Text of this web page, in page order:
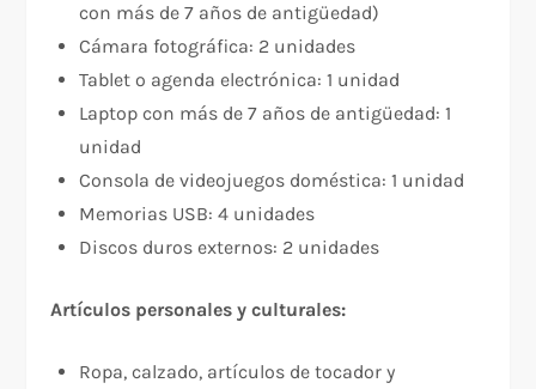
con más de 7 años de antigüedad)
Cámara fotográfica: 2 unidades
Tablet o agenda electrónica: 1 unidad
Laptop con más de 7 años de antigüedad: 1
unidad
Consola de videojuegos doméstica: 1 unidad
Memorias USB: 4 unidades
Discos duros externos: 2 unidades
Artículos personales y culturales:
Ropa, calzado, artículos de tocador y